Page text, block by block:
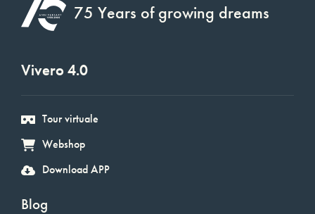
75 Years of growing dreams
Vivero 4.0
Tour virtuale
Webshop
Download APP
Blog